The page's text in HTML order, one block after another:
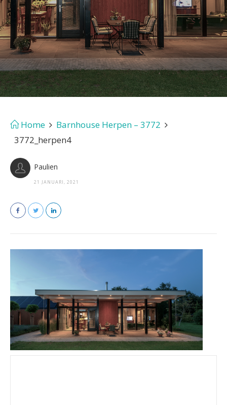
Home
Barnhouse Herpen – 3772
3772_herpen4
Paulien
21 JANUARI, 2021